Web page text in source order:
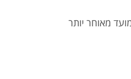
מאוחר יותר